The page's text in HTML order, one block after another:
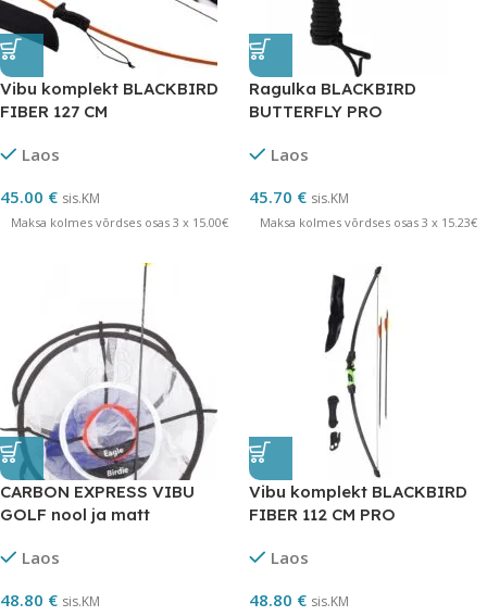
Vibu komplekt BLACKBIRD
FIBER 127 CM
Laos
45.00 € sis.KM
Maksa kolmes võrdses osas 3 x 15.00€
Ragulka BLACKBIRD
BUTTERFLY PRO
Laos
45.70 € sis.KM
Maksa kolmes võrdses osas 3 x 15.23€
CARBON EXPRESS VIBU
GOLF nool ja matt
Laos
48.80 € sis.KM
Vibu komplekt BLACKBIRD
FIBER 112 CM PRO
Laos
48.80 € sis.KM